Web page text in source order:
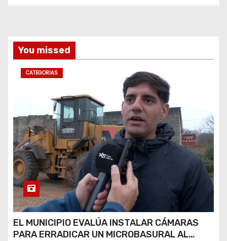
s
You missed
CATEGORIAS
EL MUNICIPIO EVALÚA INSTALAR CÁMARAS
PARA ERRADICAR UN MICROBASURAL AL